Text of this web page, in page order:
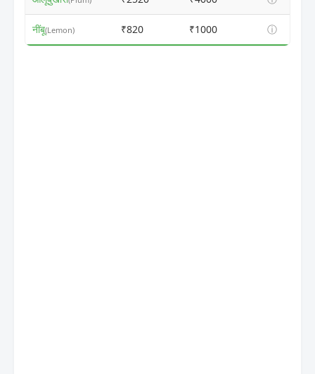
नींबू(Lemon) ₹820 ₹1000 ⓘ